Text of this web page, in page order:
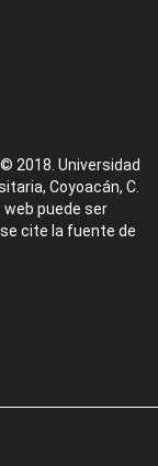
2018. Universidad
Coyoacán, C.
web puede ser
cite la fuente de